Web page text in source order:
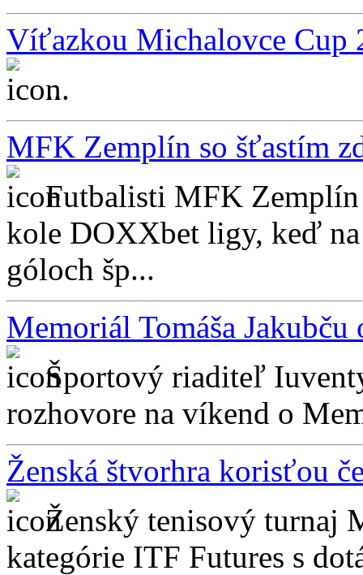
Víťazkou Michalovce Cup
...
MFK Zemplín so šťastím
Futbalisti MFK
kole DOXXbet ligy, keď
góloch šp...
Memoriál Tomáša
Športový riaditeľ
rozhovore na víkend o
Ženská štvorhra korisťou
Ženský tenisový turnaj
kategórie ITF Futures s